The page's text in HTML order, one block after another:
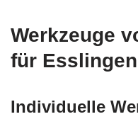
Werkzeuge
für
Individuelle